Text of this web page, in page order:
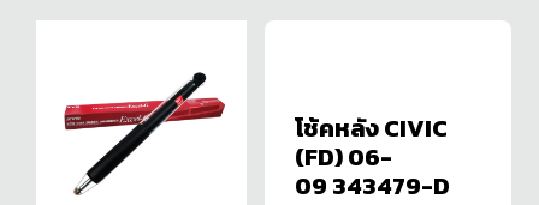
โช้คหลัง CIVIC
(FD) 06-
09 343479-D